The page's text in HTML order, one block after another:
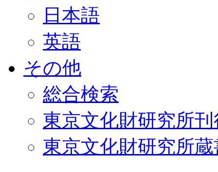
日本語
英語
その他
総合検索
東京文化財研究所
東京文化財研究所